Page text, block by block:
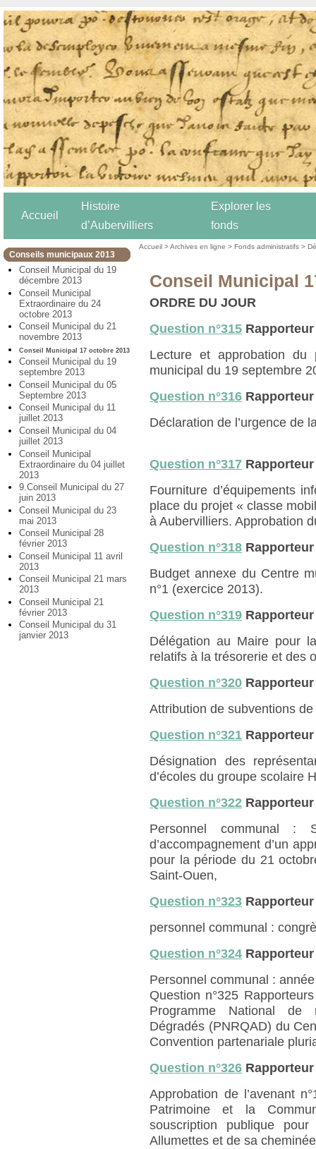
Accueil
Histoire
d’Aubervilliers
Explorer les
fonds
Conseils municipaux 2013
Conseil Municipal du 19
décembre 2013
Conseil Municipal
Extraordinaire du 24
octobre 2013
Conseil Municipal du 21
novembre 2013
Conseil Municipal 17 octobre 2013
Conseil Municipal du 19
septembre 2013
Conseil Municipal du 05
Septembre 2013
Conseil Municipal du 11
juillet 2013
Conseil Municipal du 04
juillet 2013
Conseil Municipal
Extraordinaire du 04 juillet
2013
9.Conseil Municipal du 27
juin 2013
Conseil Municipal du 23
mai 2013
Conseil Municipal 28
février 2013
Conseil Municipal 11 avril
2013
Conseil Municipal 21 mars
2013
Conseil Municipal 21
février 2013
Conseil Municipal du 31
janvier 2013
Accueil >Archives en ligne >Fonds administratifs >
Conseil Municipal
ORDRE DU JOUR
Question n°315
Lecture et approbation du
municipal du 19 septembre
Question n°316
Déclaration de l’urgence de
Question n°317
Fourniture d’équipements
place du projet « classe
à Aubervilliers. Approbation
Question n°318
Budget annexe du Centre
n°1 (exercice 2013).
Question n°319
Délégation au Maire pour
relatifs à la trésorerie et des
Question n°320
Attribution de subventions
Question n°321
Désignation des
d’écoles du groupe scolaire
Question n°322
Personnel communal :
d’accompagnement d’un
pour la période du 21
Saint-Ouen,
Question n°323
personnel communal :
Question n°324
Personnel communal :
Question n°325
Programme National de
Dégradés (PNRQAD) du
Convention partenariale
Question n°326
Approbation de l’avenant
Patrimoine et la
souscription publique
Allumettes et de sa